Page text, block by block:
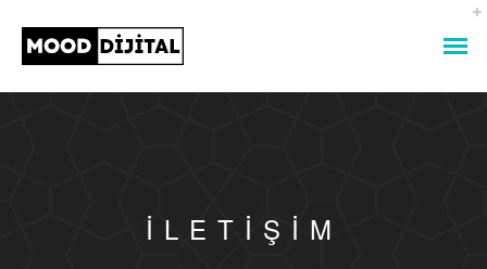
İLETIŞIM